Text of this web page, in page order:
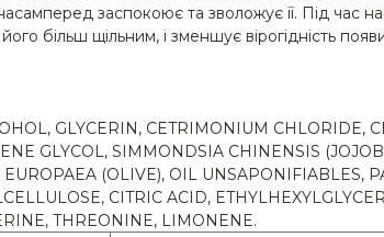
заспокоює та зволожує її. Під час
більш щільним, і зменшує вірогідність
GLYCERIN, CETRIMONIUM CHLORIDE,
GLYCOL, SIMMONDSIA CHINENSIS
(OLIVE), OIL UNSAPONIFIABLES,
CITRIC ACID,
THREONINE, LIMONENE.